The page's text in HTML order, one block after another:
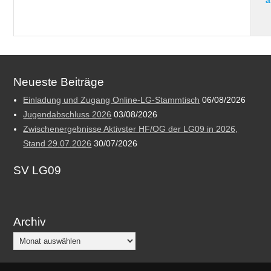
Neueste Beiträge
Einladung und Zugang Online-LG-Stammtisch 06/08/2026
Jugendabschluss 2026 03/08/2026
Zwischenergebnisse Aktivster HF/OG der LG09 in 2026,
Stand 29.07.2026 30/07/2026
SV LG09
Archiv
Archiv